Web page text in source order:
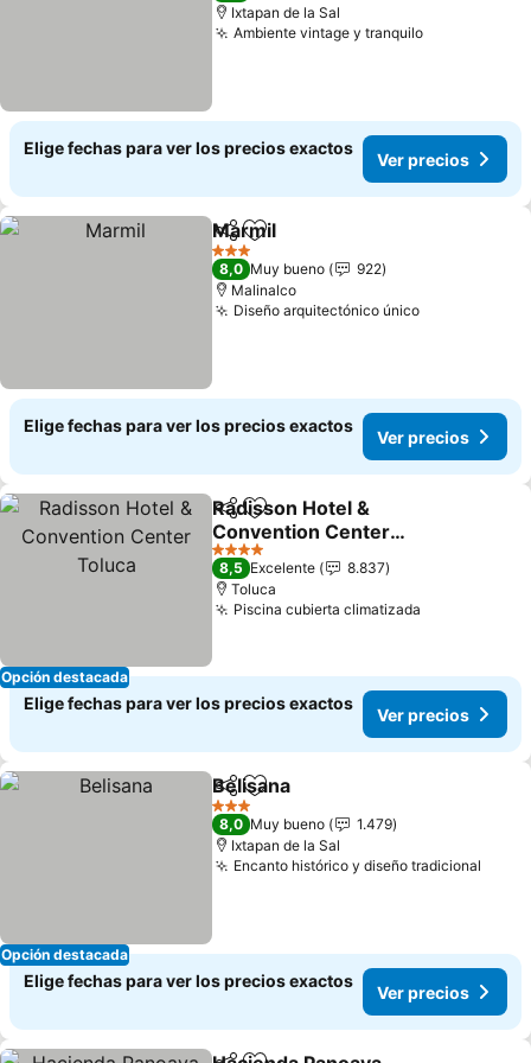
Ixtapan de la Sal
Ambiente vintage y tranquilo
Elige fechas para ver los precios exactos
Ver precios
CompartirAgregar a favoritos
Marmil
3 Estrellas
8,0 Muy bueno
922
Malinalco
Diseño arquitectónico único
Elige fechas para ver los precios exactos
Ver precios
Opción destacada
CompartirAgregar a favoritos
Radisson Hotel &
Convention Center
Toluca
4 Estrellas
8,5 Excelente
8.837
Toluca
Piscina cubierta climatizada
Elige fechas para ver los precios exactos
Ver precios
Opción destacada
CompartirAgregar a favoritos
Belisana
3 Estrellas
8,0 Muy bueno
1.479
Ixtapan de la Sal
Encanto histórico y diseño tradicional
Elige fechas para ver los precios exactos
Ver precios